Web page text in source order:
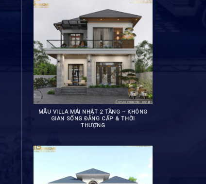
MẪU VILLA MÁI NHẬT 2 TẦNG – KHÔNG
GIAN SỐNG ĐẲNG CẤP & THỜI
THƯỢNG